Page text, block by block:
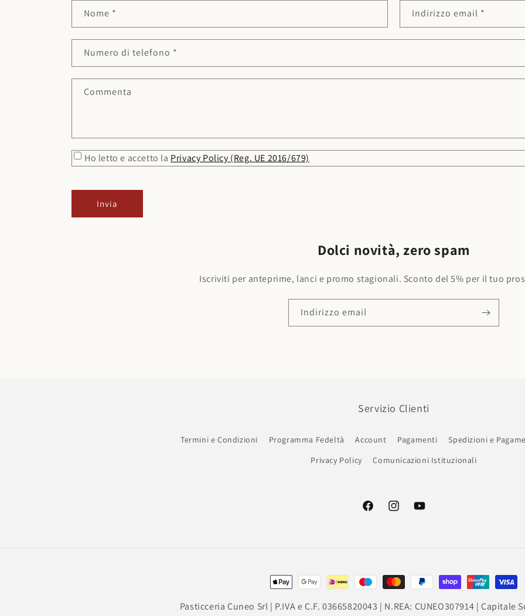
Modulo di contatto
Nome * Indirizzo email *
Numero di telefono *
Commenta
Ho letto e accetto la Privacy Policy (Reg. UE 2016/679)
Invia
Dolci novità, zero spam
Iscriviti per anteprime, lanci e promo stagionali. Sconto del 5% per il tuo
Indirizzo email
Servizio Clienti
Termini e Condizioni Programma Fedeltà Account Pagamenti
Spedizioni e
Privacy Policy
Comunicazioni Istituzionali
FacebookInstagramYouTube
Metodi di pagamento
Pasticceria Cuneo Srl | P.IVA e C.F. 03665820043 | N.REA: CUNEO307914 | Capitale